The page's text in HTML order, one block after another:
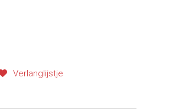
Verlanglijstje